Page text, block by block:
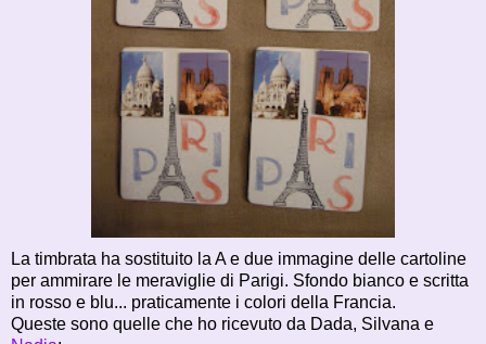
La timbrata ha sostituito la A e due immagine delle cartoline
per ammirare le meraviglie di Parigi. Sfondo bianco e scritta
in rosso e blu... praticamente i colori della Francia.
Queste sono quelle che ho ricevuto da Dada, Silvana e